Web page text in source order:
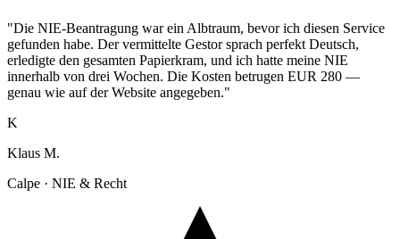
"Die NIE-Beantragung war ein Albtraum, bevor ich diesen Service
gefunden habe. Der vermittelte Gestor sprach perfekt Deutsch,
erledigte den gesamten Papierkram, und ich hatte meine NIE
innerhalb von drei Wochen. Die Kosten betrugen EUR 280 —
genau wie auf der Website angegeben."
K
Klaus M.
Calpe · NIE & Recht